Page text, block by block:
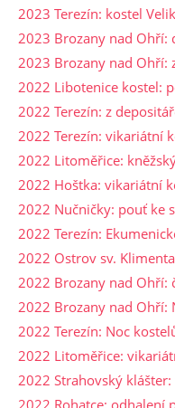
2023 Terezín: kostel
2023 Brozany nad Ohří:
2023 Brozany nad Ohří:
2022 Libotenice kostel:
2022 Terezín: z
2022 Terezín: vikariátní
2022 Litoměřice:
2022 Hoštka: vikariátní
2022 Nučničky: pouť ke
2022 Terezín:
2022 Ostrov sv.
2022 Brozany nad Ohří:
2022 Brozany nad Ohří:
2022 Terezín: Noc
2022 Litoměřice:
2022 Strahovský